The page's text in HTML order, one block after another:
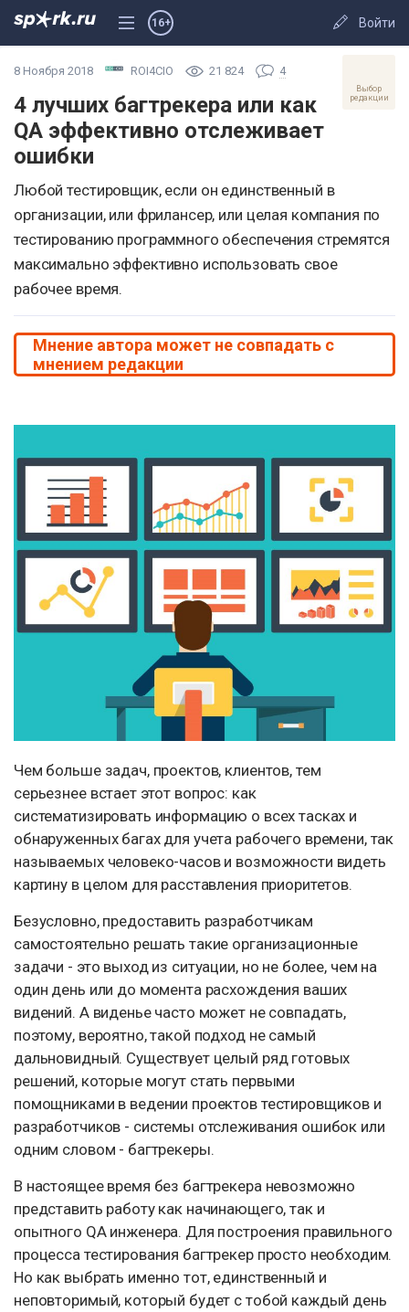
Войти
16+
Выбор
редакции
8 Ноября 2018 ROI4CIO 21 824 4
4 лучших багтрекера или как
QA эффективно отслеживает
ошибки
​Любой тестировщик, если он единственный в
организации, или фрилансер, или целая компания по
тестированию программного обеспечения стремятся
максимально эффективно использовать свое
рабочее время.
Мнение автора может не совпадать с
мнением редакции
Чем больше задач, проектов, клиентов, тем
серьезнее встает этот вопрос: как
систематизировать информацию о всех тасках и
обнаруженных багах для учета рабочего времени, так
называемых человеко-часов и возможности видеть
картину в целом для расставления приоритетов.
Безусловно, предоставить разработчикам
самостоятельно решать такие организационные
задачи - это выход из ситуации, но не более, чем на
один день или до момента расхождения ваших
видений. А виденье часто может не совпадать,
поэтому, вероятно, такой подход не самый
дальновидный. Существует целый ряд готовых
решений, которые могут стать первыми
помощниками в ведении проектов тестировщиков и
разработчиков - системы отслеживания ошибок или
одним словом - багтрекеры.
В настоящее время без багтрекера невозможно
представить работу как начинающего, так и
опытного QA инженера. Для построения правильного
процесса тестирования багтрекер просто необходим.
Но как выбрать именно тот, единственный и
неповторимый, который будет с тобой каждый день